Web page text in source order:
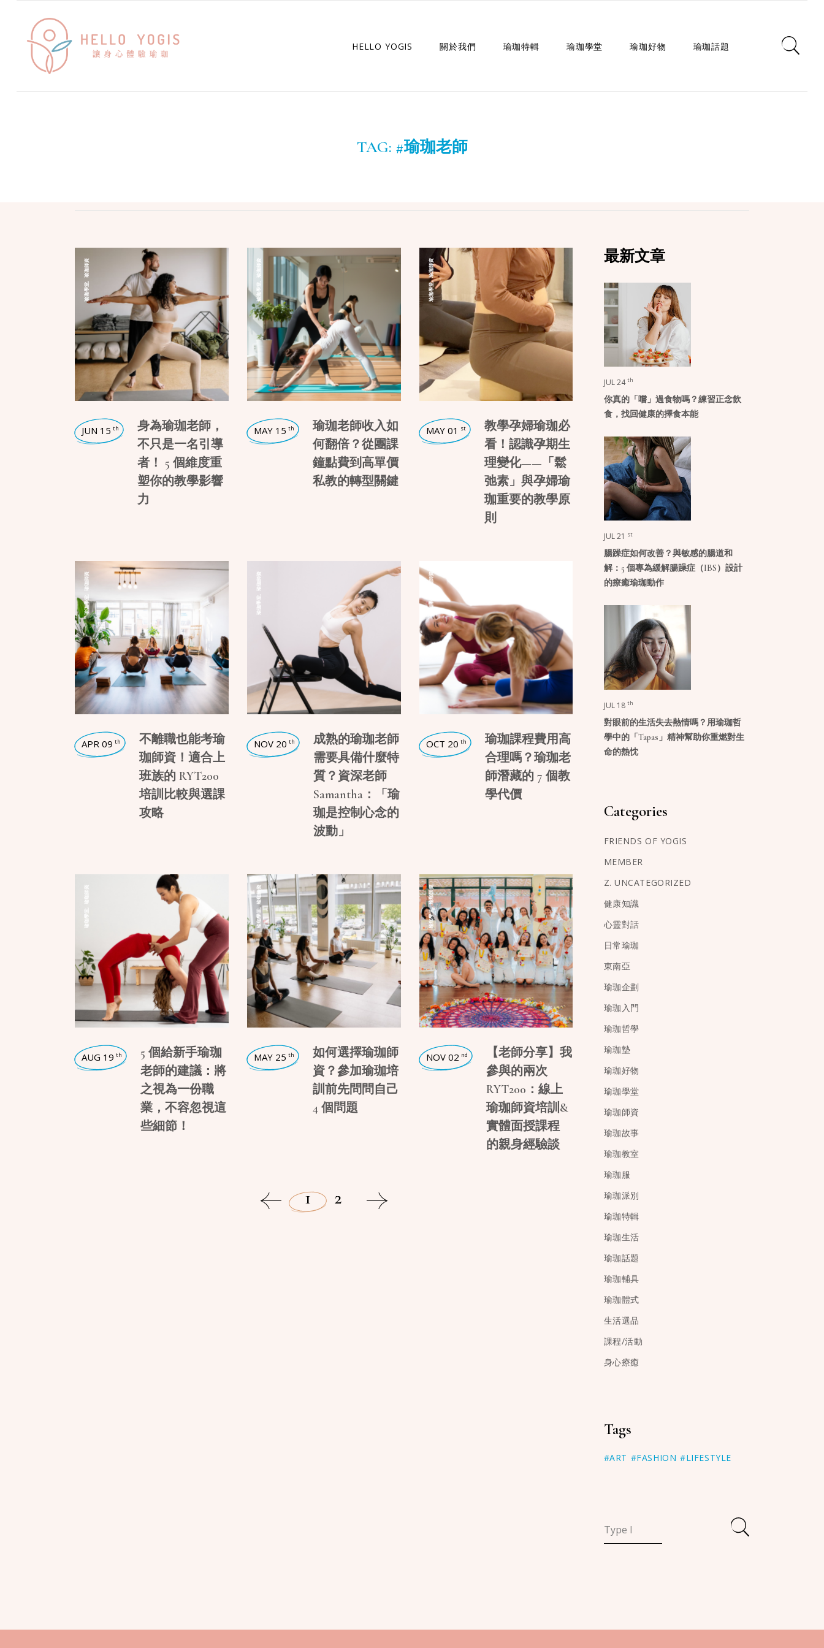
HELLO YOGIS 關於我們 瑜珈特輯 瑜珈學堂 瑜珈好物 瑜珈話題
TAG: #瑜珈老師
瑜珈學堂
瑜珈師資
JUN 15 th
身為瑜珈老師，
不只是一名引導
者！ 5 個維度重
塑你的教學影響
力
瑜珈學堂
瑜珈師資
MAY 15 th
瑜珈老師收入如
何翻倍？從團課
鐘點費到高單價
私教的轉型關鍵
瑜珈學堂
瑜珈師資
MAY 01 st
教學孕婦瑜珈必
看！認識孕期生
理變化——「鬆
弛素」與孕婦瑜
珈重要的教學原
則
瑜珈學堂
瑜珈師資
APR 09 th
不離職也能考瑜
珈師資！適合上
班族的 RYT200
培訓比較與選課
攻略
瑜珈學堂
瑜珈師資
NOV 20 th
成熟的瑜珈老師
需要具備什麼特
質？資深老師
Samantha：「瑜
珈是控制心念的
波動」
瑜珈學堂
瑜珈師資
OCT 20 th
瑜珈課程費用高
合理嗎？瑜珈老
師潛藏的 7 個教
學代價
瑜珈學堂
瑜珈師資
AUG 19 th
5 個給新手瑜珈
老師的建議：將
之視為一份職
業，不容忽視這
些細節！
瑜珈學堂
瑜珈師資
MAY 25 th
如何選擇瑜珈師
資？參加瑜珈培
訓前先問問自己
4 個問題
瑜珈學堂
瑜珈師資
NOV 02 nd
【老師分享】我
參與的兩次
RYT200：線上
瑜珈師資培訓&
實體面授課程
的親身經驗談
1 2
最新文章
JUL 24 th
你真的「嚐」過食物嗎？練習正念飲
食，找回健康的擇食本能
JUL 21 st
腸躁症如何改善？與敏感的腸道和
解：5 個專為緩解腸躁症（IBS）設計
的療癒瑜珈動作
JUL 18 th
對眼前的生活失去熱情嗎？用瑜珈哲
學中的「Tapas」精神幫助你重燃對生
命的熱忱
Categories
FRIENDS OF YOGIS
MEMBER
Z. UNCATEGORIZED
健康知識
心靈對話
日常瑜珈
東南亞
瑜珈企劃
瑜珈入門
瑜珈哲學
瑜珈墊
瑜珈好物
瑜珈學堂
瑜珈師資
瑜珈故事
瑜珈教室
瑜珈服
瑜珈派別
瑜珈特輯
瑜珈生活
瑜珈話題
瑜珈輔具
瑜珈體式
生活選品
課程/活動
身心療癒
Tags
#ART #FASHION #LIFESTYLE